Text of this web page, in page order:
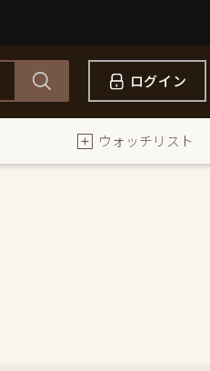
ログイン
ウォッチリスト